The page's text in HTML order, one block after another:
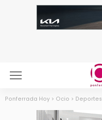
Ponferrada Hoy > Ocio > Deportes